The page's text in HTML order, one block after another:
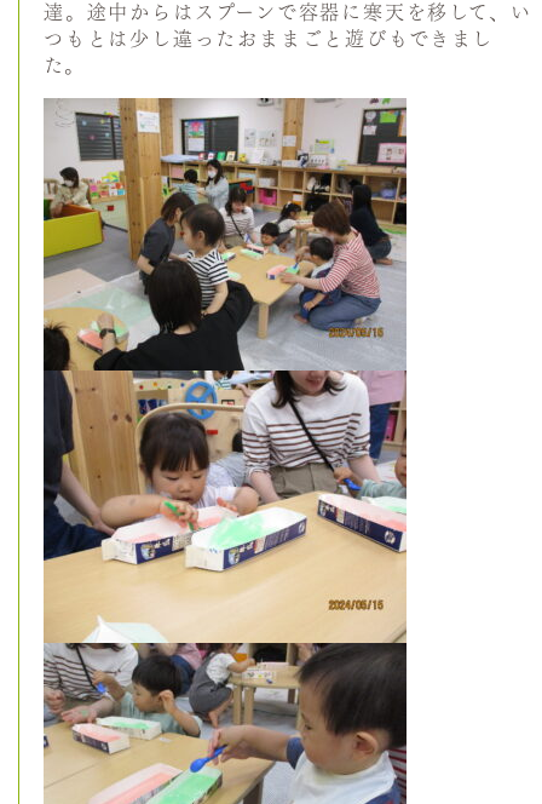
達。途中からはスプーンで容器に寒天を移して、い
つもとは少し違ったおままごと遊びもできまし
た。